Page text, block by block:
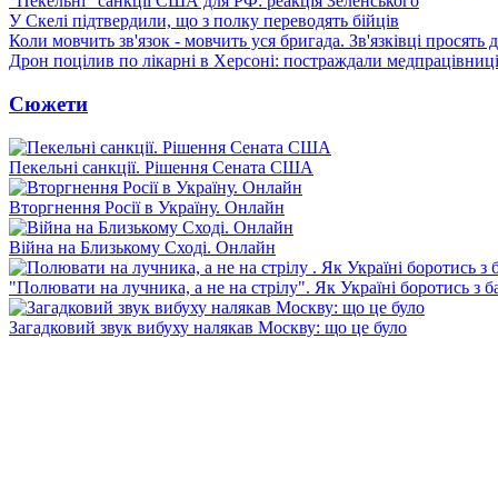
У Скелі підтвердили, що з полку переводять бійців
Коли мовчить зв'язок - мовчить уся бригада. Зв'язківці просять
Дрон поцілив по лікарні в Херсоні: постраждали медпрацівниці
Сюжети
Пекельні санкції. Рішення Сената США
Вторгнення Росії в Україну. Онлайн
Війна на Близькому Сході. Онлайн
"Полювати на лучника, а не на стрілу". Як Україні боротись з
Загадковий звук вибуху налякав Москву: що це було